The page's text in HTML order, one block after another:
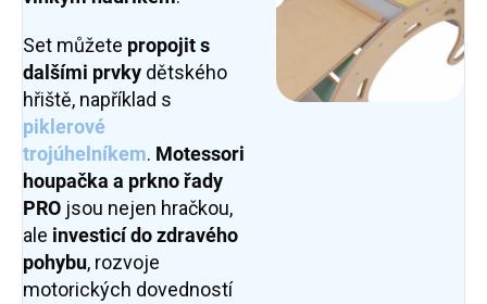
Set můžete propojit s
dalšími prvky dětského
hřiště, například s
piklerové
trojúhelníkem. Motessori
houpačka a prkno řady
PRO jsou nejen hračkou,
ale investicí do zdravého
pohybu, rozvoje
motorických dovedností